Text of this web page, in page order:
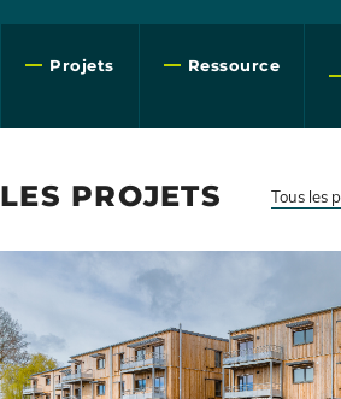
Projets Ressource
LES PROJETS Tous les